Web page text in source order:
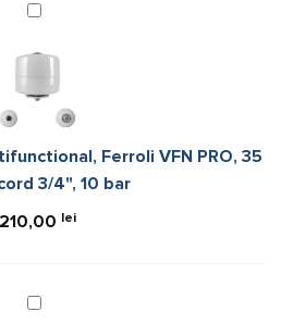
Vas
multifunctional,
Ferroli
35
litri,
racord
10
Ferroli VFN PRO, 35
3/4", 10 bar
210,00 lei
Pompa